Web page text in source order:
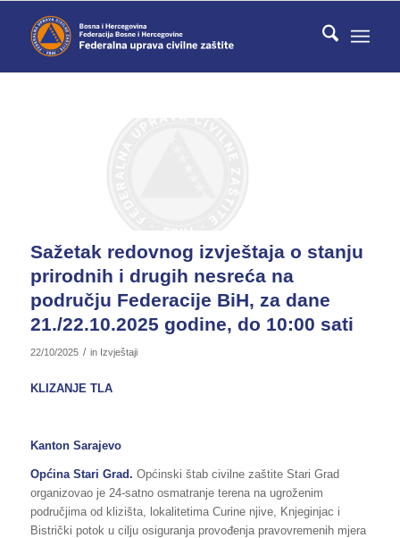
Sažetak redovnog izvještaja o stanju
prirodnih i drugih nesreća na
području Federacije BiH, za dane
21./22.10.2025 godine, do 10:00 sati
22/10/2025 / in Izvještaji
KLIZANJE TLA
Kanton Sarajevo
Općina Stari Grad. Općinski štab civilne zaštite Stari Grad
organizovao je 24-satno osmatranje terena na ugroženim
područjima od klizišta, lokalitetima Curine njive, Knjeginjac i
Bistrički potok u cilju osiguranja provođenja pravovremenih mjera